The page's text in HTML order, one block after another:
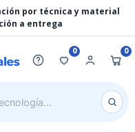
por técnica y material
a entrega
0 0